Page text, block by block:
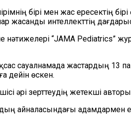
бірі мен жас ересектің
жасанды интеллекттің
нәтижелері “JAMA Pediatrics”
сауалнамада жастардың 13
дейін өскен.
әрі зерттеудің жетекші
айналасындағы адамдармен